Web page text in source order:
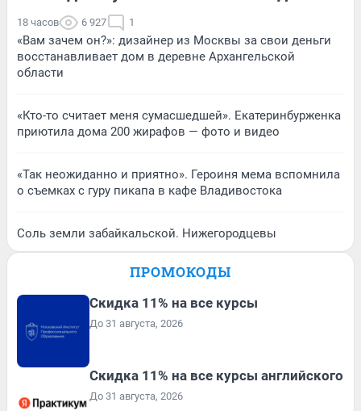
18 часов 6 927 1
«Вам зачем он?»: дизайнер из Москвы за свои деньги
восстанавливает дом в деревне Архангельской
области
«Кто-то считает меня сумасшедшей». Екатеринбурженка
приютила дома 200 жирафов — фото и видео
«Так неожиданно и приятно». Героиня мема вспомнила
о съемках с гуру пикапа в кафе Владивостока
Соль земли забайкальской. Нижегородцевы
ПРОМОКОДЫ
Скидка 11% на все курсы
До 31 августа, 2026
Скидка 11% на все курсы английского
До 31 августа, 2026